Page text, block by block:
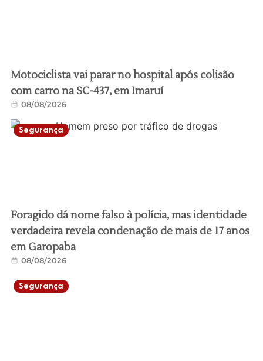
Motociclista vai parar no hospital após colisão
com carro na SC-437, em Imaruí
08/08/2026
Segurança
Foragido dá nome falso à polícia, mas identidade
verdadeira revela condenação de mais de 17 anos
em Garopaba
08/08/2026
Segurança